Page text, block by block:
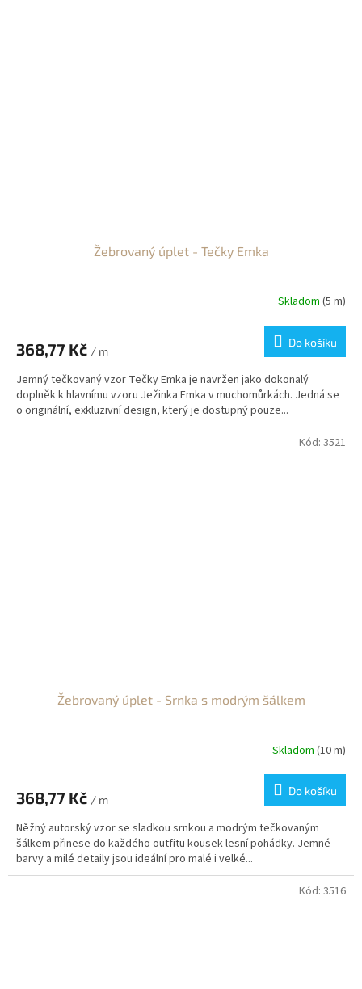
Žebrovaný úplet - Tečky Emka
Skladom (5 m)
368,77 Kč / m
Do košíku
Jemný tečkovaný vzor Tečky Emka je navržen jako dokonalý
doplněk k hlavnímu vzoru Ježinka Emka v muchomůrkách. Jedná se
o originální, exkluzivní design, který je dostupný pouze...
Žebrovaný úplet - Srnka s modrým šálkem
Skladom (10 m)
368,77 Kč / m
Do košíku
Něžný autorský vzor se sladkou srnkou a modrým tečkovaným
šálkem přinese do každého outfitu kousek lesní pohádky. Jemné
barvy a milé detaily jsou ideální pro malé i velké...
Kód: 3521
Kód: 3516